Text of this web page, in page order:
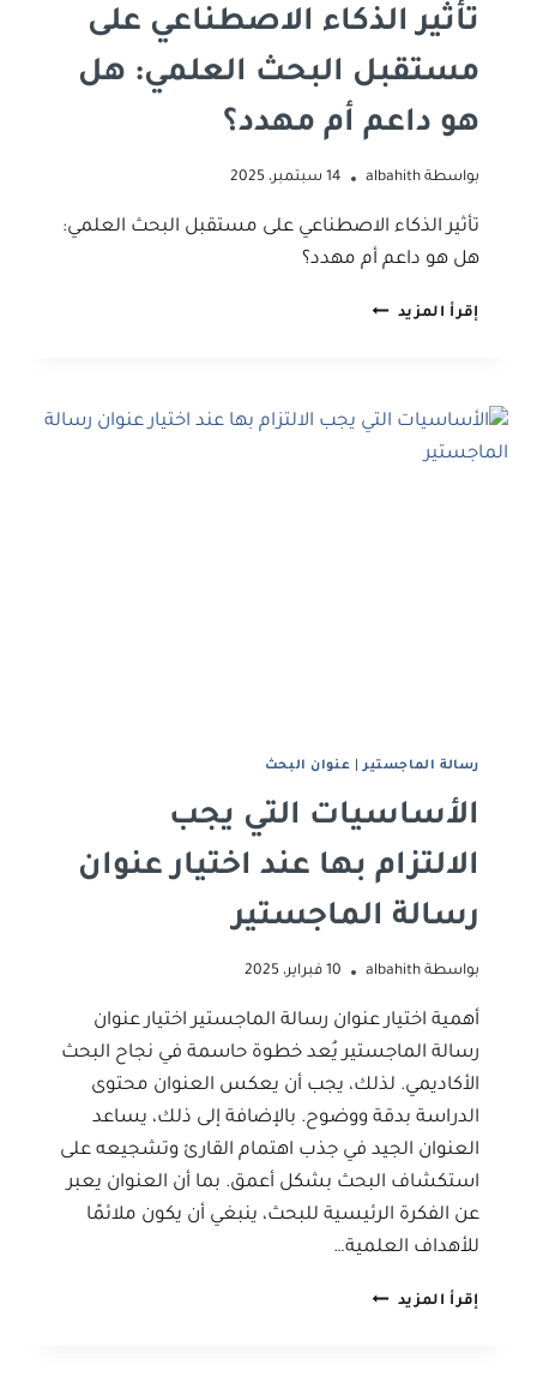
تأثير الذكاء الاصطناعي على
مستقبل البحث العلمي: هل
هو داعم أم مهدد؟
بواسطة albahith 14 سبتمبر، 2025
تأثير الذكاء الاصطناعي على مستقبل البحث العلمي:
هل هو داعم أم مهدد؟
إقرأ المزيد تأثير
مستقبل
البحث
رﺳﺎﻟﺔ اﻟﻤﺎﺟﺴﺘﻴﺮ| ﻋﻨﻮان اﻟﺒﺤﺚ
الأساسيات التي يجب
الالتزام بها عند اختيار عنوان
رسالة الماجستير
بواسطة albahith 10 فبراير، 2025
أهمية اختيار عنوان رسالة الماجستير اختيار عنوان
رسالة الماجستير يُعد خطوة حاسمة في نجاح البحث
الأكاديمي. لذلك، يجب أن يعكس العنوان محتوى
الدراسة بدقة ووضوح. بالإضافة إلى ذلك، يساعد
العنوان الجيد في جذب اهتمام القارئ وتشجيعه على
استكشاف البحث بشكل أعمق. بما أن العنوان يعبر
عن الفكرة الرئيسية للبحث، ينبغي أن يكون ملائمًا
للأهداف العلمية…
إقرأ المزيد الأساسيات